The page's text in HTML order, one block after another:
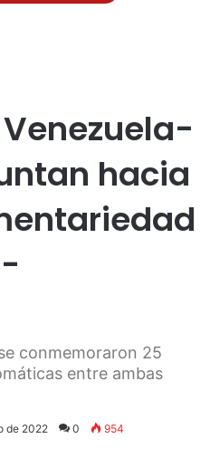
hacia
conmemoraron 25
entre ambas
de 2022 0 954